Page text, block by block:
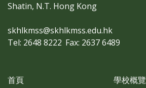
Shatin, N.T. Hong Kong
skhlkmss@skhlkmss.edu.hk
Tel: 2648 8222 Fax: 2637 6489
首頁
學校概覽